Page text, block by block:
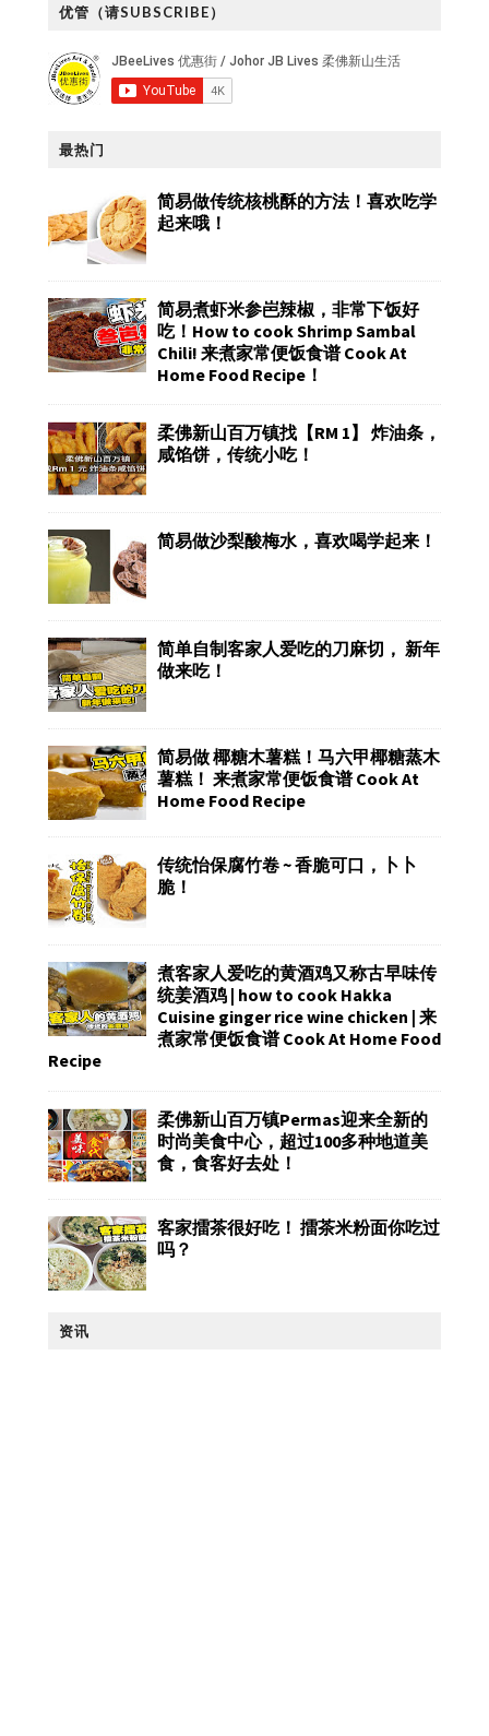
优管（请SUBSCRIBE）
最热门
简易做传统核桃酥的方法！喜欢吃学
起来哦！
简易煮虾米参岜辣椒，非常下饭好
吃！How to cook Shrimp Sambal
Chili! 来煮家常便饭食谱 Cook At
Home Food Recipe！
柔佛新山百万镇找【RM 1】 炸油条，
咸馅饼，传统小吃！
简易做沙梨酸梅水，喜欢喝学起来！
简单自制客家人爱吃的刀麻切， 新年
做来吃！
简易做 椰糖木薯糕！马六甲椰糖蒸木
薯糕！ 来煮家常便饭食谱 Cook At
Home Food Recipe
传统怡保腐竹卷 ~ 香脆可口，卜卜
脆！
煮客家人爱吃的黄酒鸡又称古早味传
统姜酒鸡 | how to cook Hakka
Cuisine ginger rice wine chicken | 来
煮家常便饭食谱 Cook At Home Food
Recipe
柔佛新山百万镇Permas迎来全新的
时尚美食中心，超过100多种地道美
食，食客好去处！
客家擂茶很好吃！ 擂茶米粉面你吃过
吗？
资讯